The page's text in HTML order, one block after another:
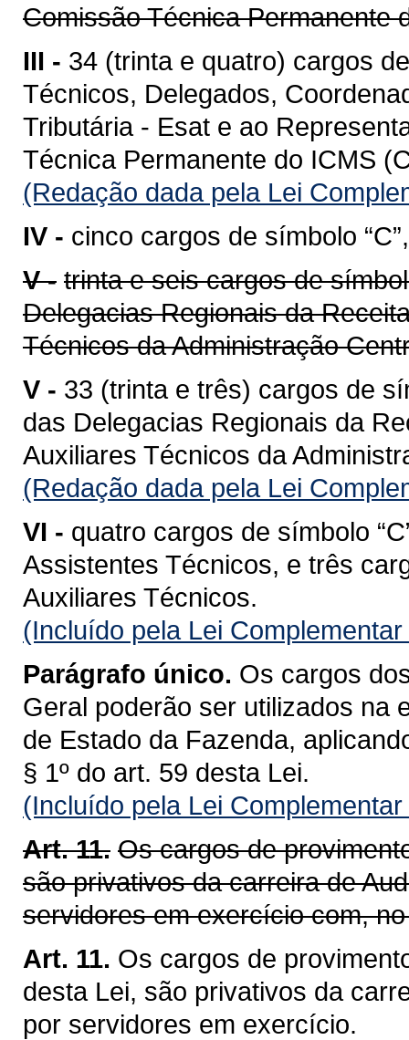
Comissão Técnica Permanente
III - 34 (trinta e quatro) cargos
Técnicos, Delegados,
Tributária - Esat e ao
Técnica Permanente do ICMS
(Redação dada pela Lei
IV - cinco cargos de símbolo
V - trinta e seis cargos de
Delegacias Regionais da
Técnicos da Administração
V - 33 (trinta e três) cargos de
das Delegacias Regionais da
Auxiliares Técnicos da
(Redação dada pela Lei
VI - quatro cargos de símbolo
Assistentes Técnicos, e três
Auxiliares Técnicos.
(Incluído pela Lei
Parágrafo único. Os cargos
Geral poderão ser utilizados na
de Estado da Fazenda,
§ 1º do art. 59 desta Lei.
(Incluído pela Lei
Art. 11. Os cargos de
são privativos da carreira de
servidores em exercício com,
Art. 11. Os cargos de
desta Lei, são privativos da
por servidores em exercício.